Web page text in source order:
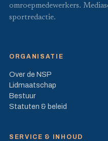
omroepmedewerkers.
sportredactie.
ORGANISATIE
Over de NSP
Lidmaatschap
Bestuur
Statuten & beleid
SERVICE & INHOUD